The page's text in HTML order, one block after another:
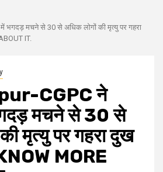
भगदड़ मचने से 30 से अधिक लोगों की मृत्यु पर गहरा
IT.
CGPC ने
मचने से 30 से
मृत्यु पर गहरा दुख
MORE